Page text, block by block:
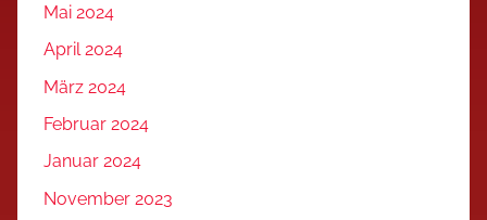
Mai 2024
April 2024
März 2024
Februar 2024
Januar 2024
November 2023